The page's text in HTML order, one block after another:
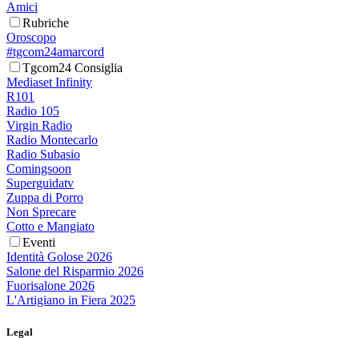
Amici
Rubriche
Oroscopo
#tgcom24amarcord
Tgcom24 Consiglia
Mediaset Infinity
R101
Radio 105
Virgin Radio
Radio Montecarlo
Radio Subasio
Comingsoon
Superguidatv
Zuppa di Porro
Non Sprecare
Cotto e Mangiato
Eventi
Identità Golose 2026
Salone del Risparmio 2026
Fuorisalone 2026
L'Artigiano in Fiera 2025
Legal